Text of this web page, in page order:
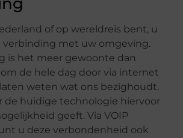
of op wereldreis bent, u
verbinding met uw omgeving.
is het meer gewoonte dan
de hele dag door via internet
weten wat ons bezighoudt.
de huidige technologie hiervoor
geeft. Via VOIP
u deze verbondenheid ook